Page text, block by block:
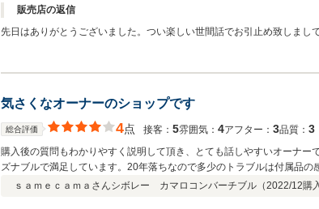
たいお店です。ありがとうございました！
販売店の返信
先日はありがとうございました。つい楽しい世間話でお引止め致しまし
気さくなオーナーのショップです
総合評価 4点 接客： 5雰囲気： 4アフター： 3品質： 3
購入後の質問もわかりやすく説明して頂き、とても話しやすいオーナ
ズナブルで満足しています。20年落ちなので多少のトラブルは付属品の
ｓａｍｅｃａｍａさんシボレー カマロコンバーチブル（2022/12購